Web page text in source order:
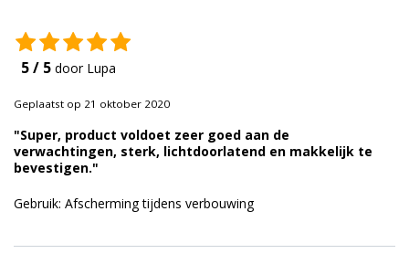
5 / 5 door Lupa
Geplaatst op 21 oktober 2020
"Super, product voldoet zeer goed aan de
verwachtingen, sterk, lichtdoorlatend en makkelijk te
bevestigen."
Gebruik: Afscherming tijdens verbouwing